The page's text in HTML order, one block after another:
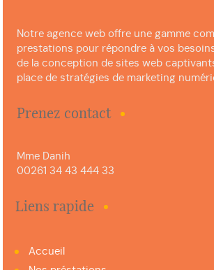
Notre agence web offre une gamme
prestations pour répondre à vos
de la conception de sites web
place de stratégies de marketing
Prenez contact
Mme Danih
00261 34 43 444 33
Liens rapide
Accueil